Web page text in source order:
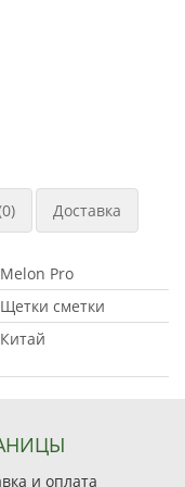
Доставка
Melon Pro
Щетки сметки
Китай
и оплата